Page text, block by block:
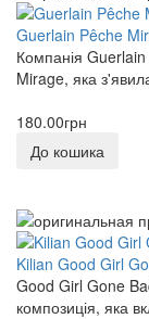
Guerlain Pêche
Компанія
Mirage, яка
180.00грн
До кошика
Kilian Good Girl
Good Girl Gone
композиція, яка